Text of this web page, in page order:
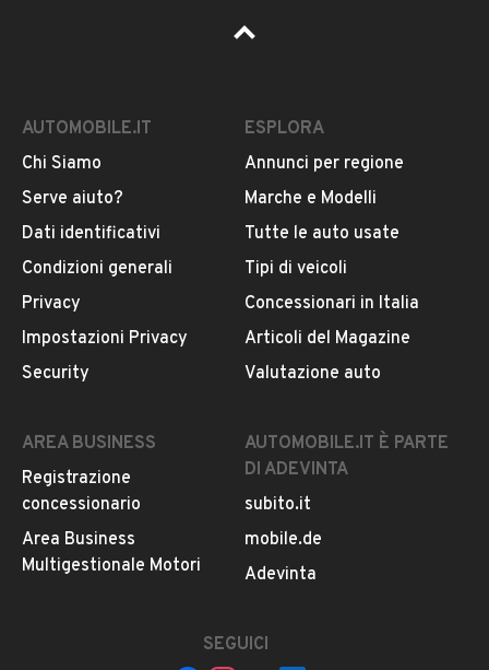
Pubblicità
DESCRIZIONE
L’AUTOCCASIONE PROPONE IN VENDITA SPLENDIDA FIAT
MANUALE 5 MARCE, VETTURA UNICO PROPRIETATRIO
SIA DI MECCANICA CHE INTERNI E CARROZZERIA !!!!!
CHILOMETRAGGIO DOCUMENTABILE KM 61.000 !!!!
CRONOLOGIA ULTIME REVISIONI:
58.526 IL 31/05/2019
59.946 IL 31/05/2021
61.217 IL 20/02/2024
LEGGI TUTTO
AUTOMOBILE.IT
Chi Siamo
Serve aiuto?
Dati identificativi
Condizioni generali
Privacy
Impostazioni Privacy
Security
ESPLORA
Annunci per regione
Marche e Modelli
Tutte le auto usate
Tipi di veicoli
Concessionari in Italia
Articoli del Magazine
Valutazione auto
AREA BUSINESS
Registrazione
concessionario
Area Business
Multigestionale Motori
AUTOMOBILE.IT È PARTE
DI ADEVINTA
subito.it
mobile.de
Adevinta
SEGUICI